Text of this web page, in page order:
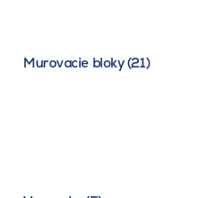
Murovacie bloky (21)